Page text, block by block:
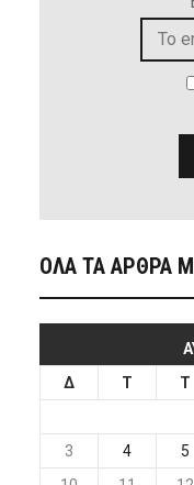
ΟΛΑ ΤΑ ΑΡΘΡΑ
Δ
Τ Τ
3
4 5